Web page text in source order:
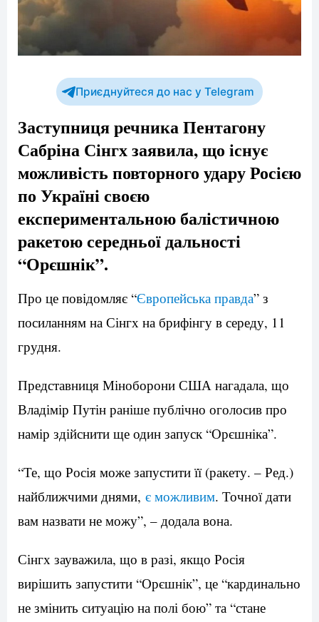
Приєднуйтеся до нас у Telegram
Заступниця речника Пентагону
Сабріна Сінгх заявила, що існує
можливість повторного удару Росією
по Україні своєю
експериментальною балістичною
ракетою середньої дальності
“Орєшнік”.
Про це повідомляє “Європейська правда” з
посиланням на Сінгх на брифінгу в середу, 11
грудня.
Представниця Міноборони США нагадала, що
Владімір Путін раніше публічно оголосив про
намір здійснити ще один запуск “Орєшніка”.
“Те, що Росія може запустити її (ракету. – Ред.)
найближчими днями, є можливим. Точної дати
вам назвати не можу”, – додала вона.
Сінгх зауважила, що в разі, якщо Росія
вирішить запустити “Орєшнік”, це “кардинально
не змінить ситуацію на полі бою” та “стане